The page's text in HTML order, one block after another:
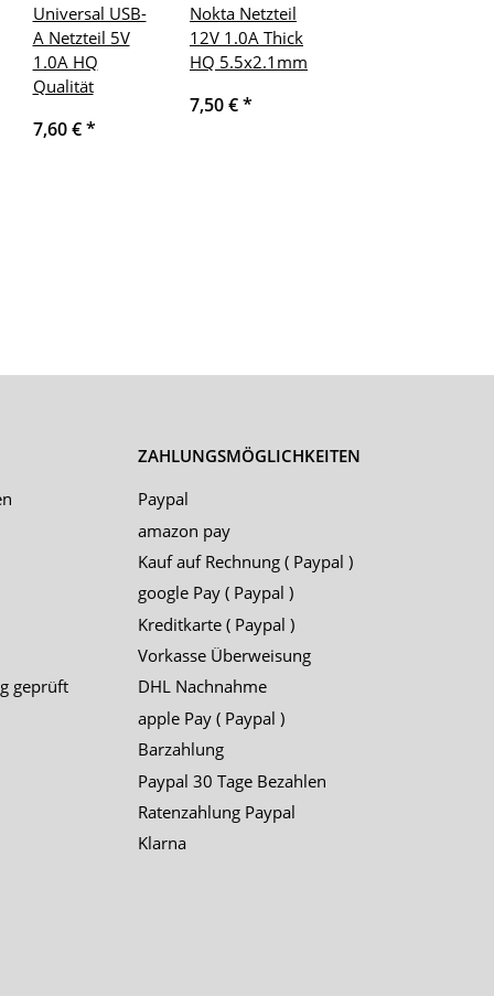
Universal USB-
A Netzteil 5V
1.0A HQ
Qualität
7,60 €*
Nokta Netzteil
12V 1.0A Thick
HQ 5.5x2.1mm
7,50 €*
geprüft
ZAHLUNGSMÖGLICHKEITEN
Paypal
amazon pay
Kauf auf Rechnung ( Paypal )
google Pay ( Paypal )
Kreditkarte ( Paypal )
Vorkasse Überweisung
DHL Nachnahme
apple Pay ( Paypal )
Barzahlung
Paypal 30 Tage Bezahlen
Ratenzahlung Paypal
Klarna